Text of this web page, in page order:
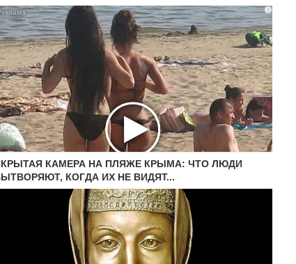
i
КАМЕРА НА ПЛЯЖЕ КРЫМА: ЧТО ЛЮДИ
КОГДА ИХ НЕ ВИДЯТ...